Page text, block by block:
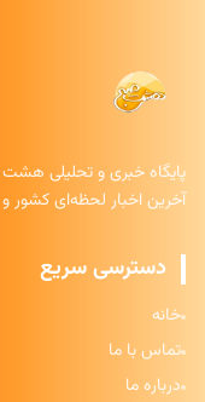
پایگاه خبری و تحلیلی
آخرین اخبار لحظه‌ای کشور و
دسترسی سریع
خانه
تماس با ما
درباره ما